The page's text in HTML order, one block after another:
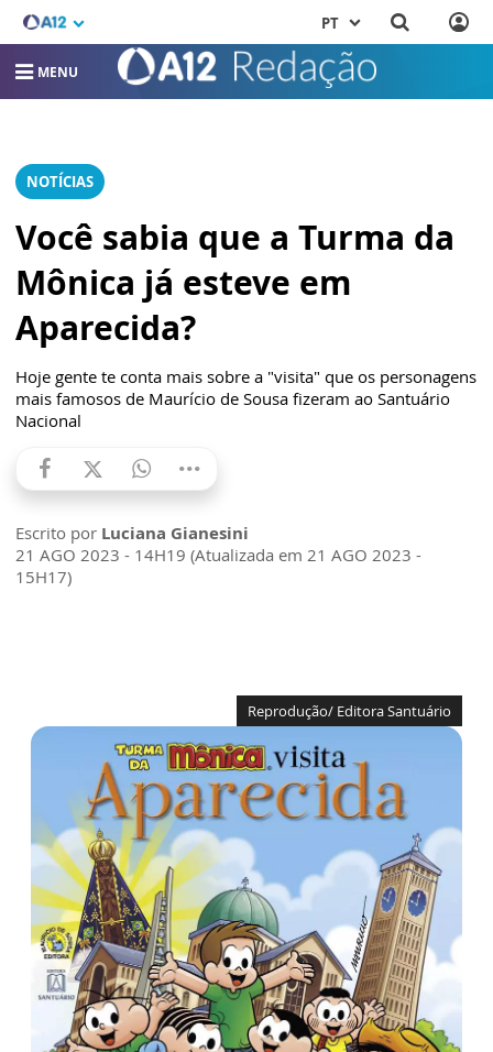
PT
MENU
NOTÍCIAS
Você sabia que a Turma da
Mônica já esteve em
Aparecida?
Hoje gente te conta mais sobre a "visita" que os personagens
mais famosos de Maurício de Sousa fizeram ao Santuário
Nacional
Escrito por Luciana Gianesini
21 AGO 2023 - 14H19 (Atualizada em 21 AGO 2023 -
15H17)
Reprodução/ Editora Santuário